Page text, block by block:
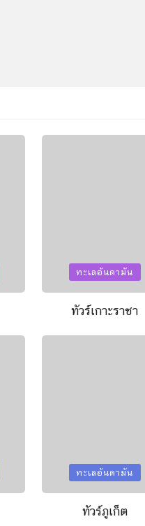
Postedทะเลอันดามัน
ทัวร์เกาะราชา
Postedทะเลอันดามัน
ทัวร์ภูเก็ต